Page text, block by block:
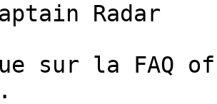
Radar
sur la FAQ